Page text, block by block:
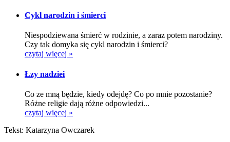
Cykl narodzin i śmierci
Niespodziewana śmierć w rodzinie, a zaraz potem narodziny.
Czy tak domyka się cykl narodzin i śmierci?
czytaj więcej »
Łzy nadziei
Co ze mną będzie, kiedy odejdę? Co po mnie pozostanie?
Różne religie dają różne odpowiedzi...
czytaj więcej »
Tekst: Katarzyna Owczarek